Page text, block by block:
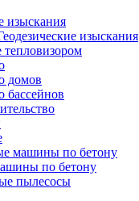
изыскания
изыскания
тепловизором
домов
бассейнов
машины по бетону
по бетону
пылесосы